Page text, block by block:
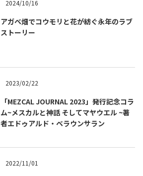
2024/10/16
アガベ畑でコウモリと花が紡ぐ永年のラブ
ストーリー
2023/02/22
「MEZCAL JOURNAL 2023」発行記念コラ
ム~メスカルと神話 そしてマヤウエル ~著
者エドゥアルド・ベラウンサラン
2022/11/01